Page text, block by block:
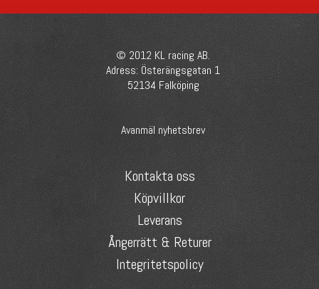
© 2012 KL racing AB.
Adress: Österängsgatan 1
52134 Falköping
Avanmäl nyhetsbrev
Kontakta oss
Köpvillkor
Leverans
Ångerrätt & Returer
Integritetspolicy